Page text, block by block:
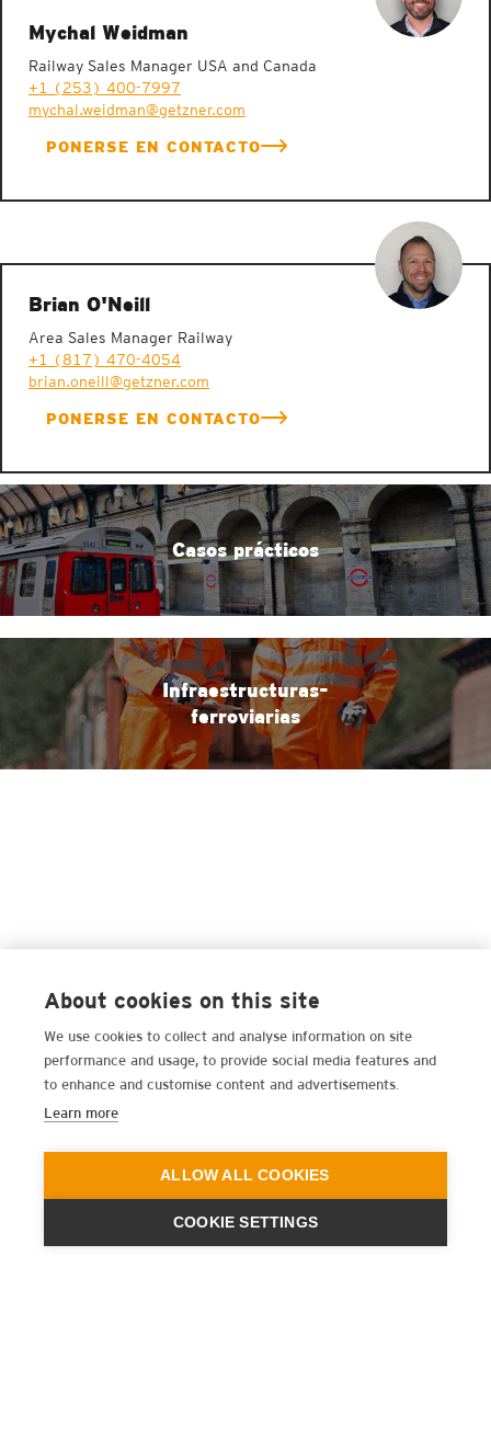
Mychal Weidman
Railway Sales Manager USA and Canada
+1 (253) 400-7997
mychal.weidman@getzner.com
PONERSE EN CONTACTO
Brian O'Neill
Area Sales Manager Railway
+1 (817) 470-4054
brian.oneill@getzner.com
PONERSE EN CONTACTO
Casos prácticos
Infraestructuras-
ferroviarias
About cookies on this site
We use cookies to collect and analyse information on site
performance and usage, to provide social media features and
to enhance and customise content and advertisements.
Learn more
ALLOW ALL COOKIES
COOKIE SETTINGS